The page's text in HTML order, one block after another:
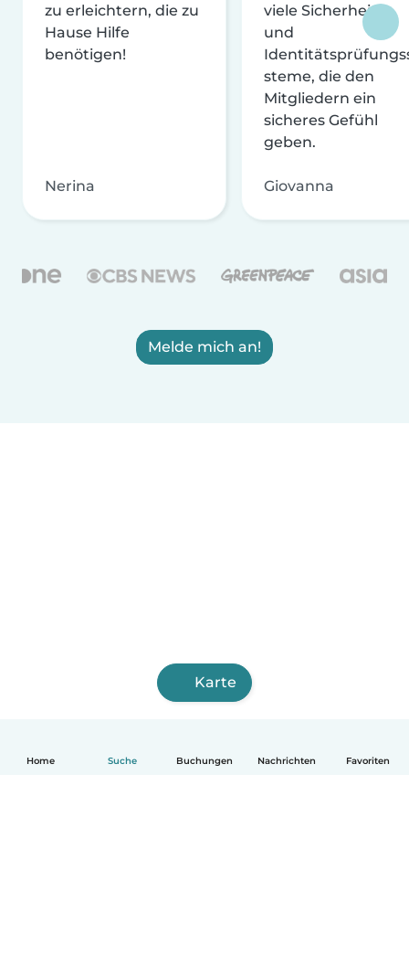
Home Suche Buchungen Nachrichten Favoriten
zu erleichtern, die zu
Hause Hilfe
benötigen!
Nerina
viele Sicherheits-
und
steme, die den
Mitgliedern ein
sicheres Gefühl
geben.
Giovanna
Melde mich an!
Karte